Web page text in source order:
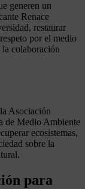
generen un
Renace
restaurar
por el medio
colaboración
Asociación
de Medio Ambiente
ecosistemas,
sobre la
para